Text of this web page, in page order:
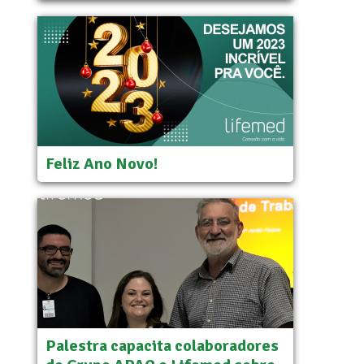
Feliz Ano Novo!
Palestra capacita colaboradores